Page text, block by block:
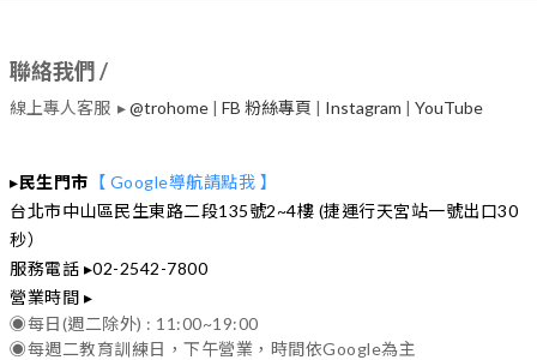
聯絡我們 /
線上專人客服 ▸@trohome | FB 粉絲專頁 | Instagram | ​YouTube
▸民生門市 【 Google導航請點我 】
台北市中山區民生東路二段135號2~4樓 (捷運行天宮站一號出口30
秒）
服務電話 ▸02-2542-7800
營業時間 ▸
◉每日(週二除外) : 11:00~19:00
◉每週二教育訓練日，下午營業，時間依Google為主